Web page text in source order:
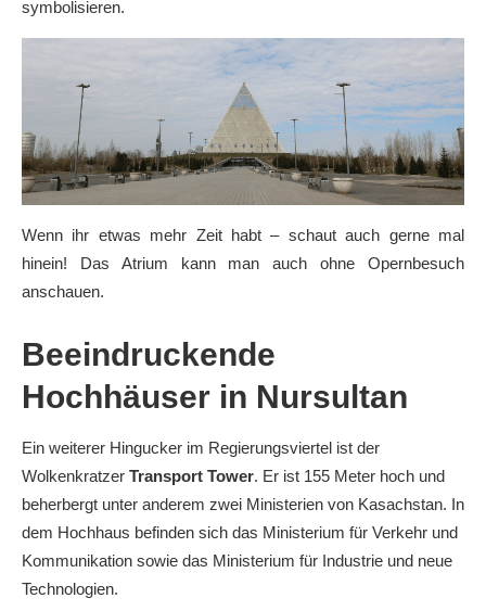
symbolisieren.
Wenn ihr etwas mehr Zeit habt – schaut auch gerne mal
hinein! Das Atrium kann man auch ohne Opernbesuch
anschauen.
Beeindruckende
Hochhäuser in Nursultan
Ein weiterer Hingucker im Regierungsviertel ist der
Wolkenkratzer Transport Tower. Er ist 155 Meter hoch und
beherbergt unter anderem zwei Ministerien von Kasachstan. In
dem Hochhaus befinden sich das Ministerium für Verkehr und
Kommunikation sowie das Ministerium für Industrie und neue
Technologien.